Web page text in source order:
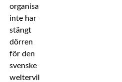
organisationen
inte har
stängt
dörren
för den
svenske
welterviktaren.